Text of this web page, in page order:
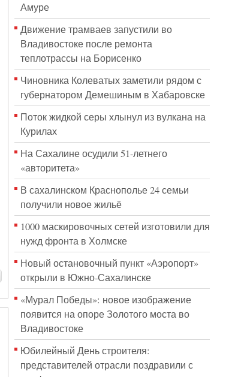
Амуре
Движение трамваев запустили во
Владивостоке после ремонта
теплотрассы на Борисенко
Чиновника Колеватых заметили рядом с
губернатором Демешиным в Хабаровске
Поток жидкой серы хлынул из вулкана на
Курилах
На Сахалине осудили 51-летнего
«авторитета»
В сахалинском Краснополье 24 семьи
получили новое жильё
1000 маскировочных сетей изготовили для
нужд фронта в Холмске
Новый остановочный пункт «Аэропорт»
открыли в Южно-Сахалинске
«Мурал Победы»: новое изображение
появится на опоре Золотого моста во
Владивостоке
Юбилейный День строителя:
представителей отрасли поздравили с